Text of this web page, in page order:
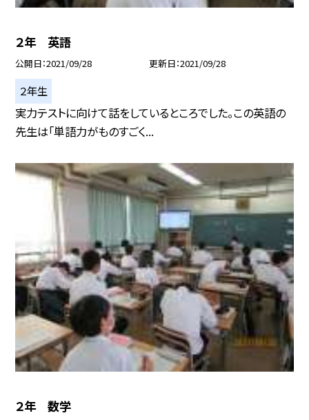
２年 英語
公開日 2021/09/28 更新日 2021/09/28
２年生
実力テストに向けて話をしているところでした。この英語の
先生は「単語力がものすごく...
２年 数学